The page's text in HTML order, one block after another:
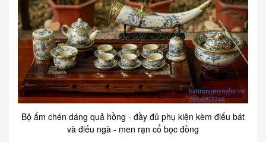
Bộ ấm chén dáng quả hồng - đầy đủ phụ kiện kèm điếu bát
và điếu ngà - men rạn cổ bọc đồng